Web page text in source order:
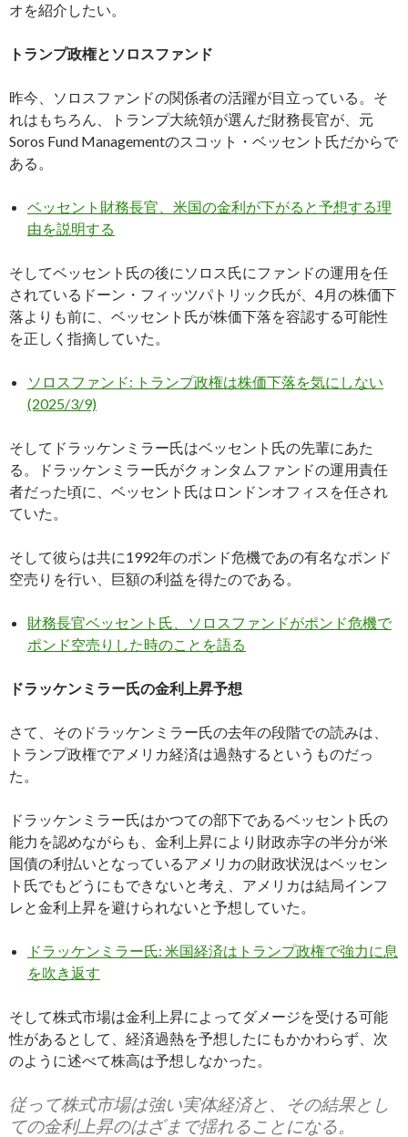
オを紹介したい。
トランプ政権とソロスファンド
昨今、ソロスファンドの関係者の活躍が目立っている。そ
れはもちろん、トランプ大統領が選んだ財務長官が、元
Soros Fund Managementのスコット・ベッセント氏だからで
ある。
ベッセント財務長官、米国の金利が下がると予想する理
由を説明する
そしてベッセント氏の後にソロス氏にファンドの運用を任
されているドーン・フィッツパトリック氏が、4月の株価下
落よりも前に、ベッセント氏が株価下落を容認する可能性
を正しく指摘していた。
ソロスファンド: トランプ政権は株価下落を気にしない
(2025/3/9)
そしてドラッケンミラー氏はベッセント氏の先輩にあた
る。ドラッケンミラー氏がクォンタムファンドの運用責任
者だった頃に、ベッセント氏はロンドンオフィスを任され
ていた。
そして彼らは共に1992年のポンド危機であの有名なポンド
空売りを行い、巨額の利益を得たのである。
財務長官ベッセント氏、ソロスファンドがポンド危機で
ポンド空売りした時のことを語る
ドラッケンミラー氏の金利上昇予想
さて、そのドラッケンミラー氏の去年の段階での読みは、
トランプ政権でアメリカ経済は過熱するというものだっ
た。
ドラッケンミラー氏はかつての部下であるベッセント氏の
能力を認めながらも、金利上昇により財政赤字の半分が米
国債の利払いとなっているアメリカの財政状況はベッセン
ト氏でもどうにもできないと考え、アメリカは結局インフ
レと金利上昇を避けられないと予想していた。
ドラッケンミラー氏: 米国経済はトランプ政権で強力に息
を吹き返す
そして株式市場は金利上昇によってダメージを受ける可能
性があるとして、経済過熱を予想したにもかかわらず、次
のように述べて株高は予想しなかった。
従って株式市場は強い実体経済と、その結果とし
ての金利上昇のはざまで揺れることになる。